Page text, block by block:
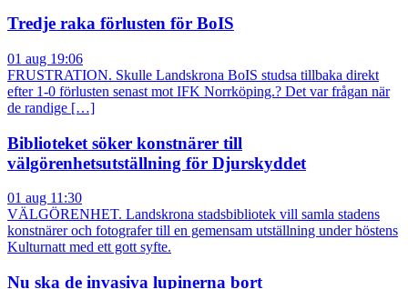
Tredje raka förlusten för BoIS
01 aug 19:06
FRUSTRATION. Skulle Landskrona BoIS studsa tillbaka direkt
efter 1-0 förlusten senast mot IFK Norrköping.? Det var frågan när
de randige […]
Biblioteket söker konstnärer till
välgörenhetsutställning för Djurskyddet
01 aug 11:30
VÄLGÖRENHET. Landskrona stadsbibliotek vill samla stadens
konstnärer och fotografer till en gemensam utställning under höstens
Kulturnatt med ett gott syfte.
Nu ska de invasiva lupinerna bort